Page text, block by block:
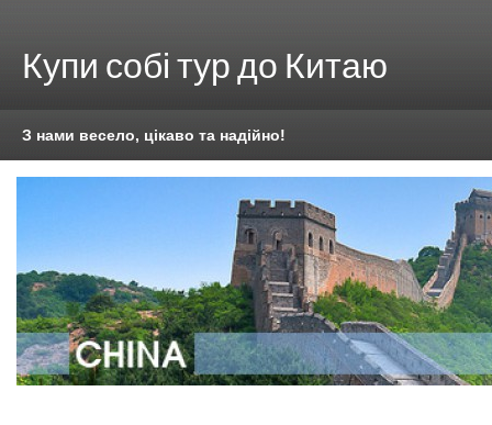
Купи собі тур до Китаю
З нами весело, цікаво та надійно!